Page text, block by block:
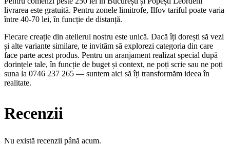
livrarea este gratuită. Pentru zonele limitrofe, Ilfov tariful poate varia
între 40-70 lei, în funcție de distanță.
Fiecare creație din atelierul nostru este unică. Dacă îți dorești să vezi
și alte variante similare, te invităm să explorezi categoria din care
face parte acest produs. Pentru un aranjament realizat special după
dorințele tale, în funcție de buget și context, ne poți scrie sau ne poți
suna la 0746 237 265 — suntem aici să îți transformăm ideea în
realitate.
Recenzii
Nu există recenzii până acum.